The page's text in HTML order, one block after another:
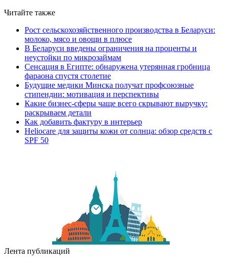
Читайте также
Рост сельскохозяйственного производства в Беларуси:
молоко, мясо и овощи в плюсе
В Беларуси введены ограничения на проценты и
неустойки по микрозаймам
Сенсация в Египте: обнаружена утерянная гробница
фараона спустя столетие
Будущие медики Минска получат профсоюзные
стипендии: мотивация и перспективы
Какие бизнес-сферы чаще всего скрывают выручку:
раскрываем детали
Как добавить фактуру в интерьер
Heliocare для защиты кожи от солнца: обзор средств с
SPF 50
Лента публикаций